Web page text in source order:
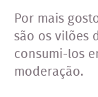
Por mais
são os vilões
consumi-los
moderação.